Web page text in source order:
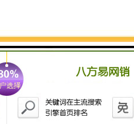
忆设置，下次开机优先采
、数据存储功能，可存储